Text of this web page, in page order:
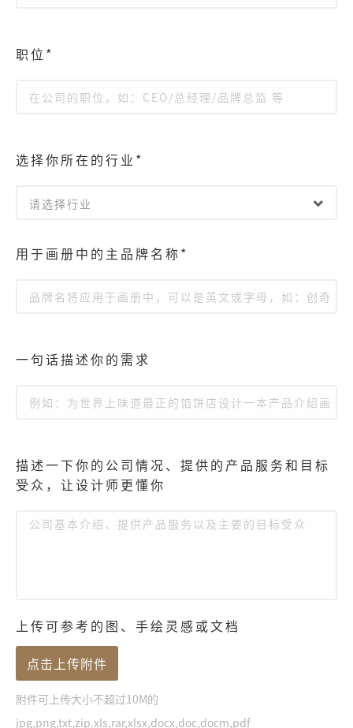
职位*
选择你所在的行业*
请选择行业
用于画册中的主品牌名称*
一句话描述你的需求
描述一下你的公司情况、提供的产品服务和目标
受众，让设计师更懂你
上传可参考的图、手绘灵感或文档
点击上传附件
附件可上传大小不超过10M的
jpg,png,txt,zip.xls,rar,xlsx,docx,doc,docm,pdf